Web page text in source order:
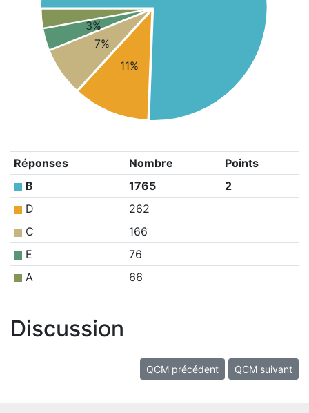
11%
7%
3%
Réponses Nombre
Points
B
1765
2
D
262
C
166
E
76
A
66
Discussion
QCM précédent QCM suivant